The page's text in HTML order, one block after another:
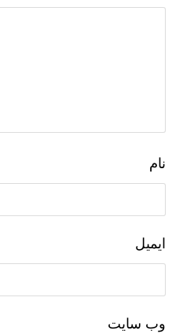
نام
ایمیل
وب‌ سایت